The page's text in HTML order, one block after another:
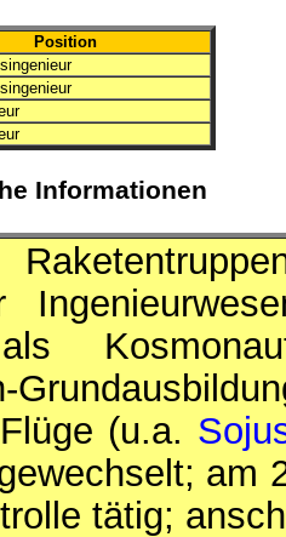
Position
Informationen
(u.a.
am
tätig;